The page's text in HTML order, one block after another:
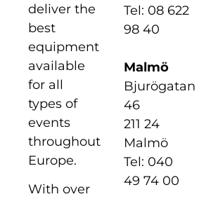
deliver the
best
equipment
available
for all
types of
events
throughout
Europe.
With over
Tel: 08 622
98 40
Malmö
Bjurögatan
46
211 24
Malmö
Tel: 040
49 74 00